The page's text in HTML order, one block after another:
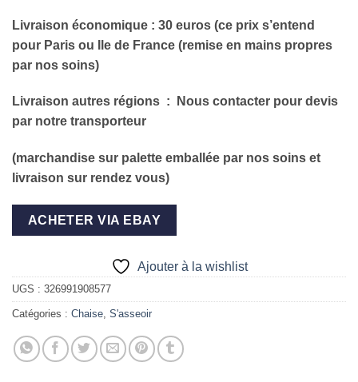
Livraison économique : 30 euros (ce prix s’entend
pour Paris ou Ile de France (remise en mains propres
par nos soins)
Livraison autres régions : Nous contacter pour devis
par notre transporteur
(marchandise sur palette emballée par nos soins et
livraison sur rendez vous)
ACHETER VIA EBAY
Ajouter à la wishlist
UGS : 326991908577
Catégories : Chaise S'asseoir